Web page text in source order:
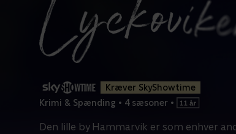
Kræver SkyShowtime
Krimi & Spænding • 4 sæsoner •
Den lille by Hammarvik er som enhver